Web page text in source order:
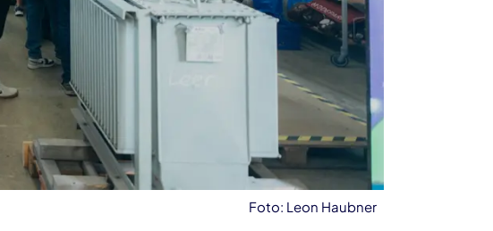
Foto: Leon Haubner